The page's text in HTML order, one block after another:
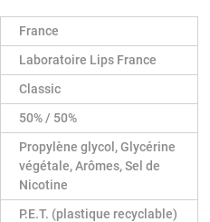
France
Laboratoire Lips France
Classic
50% / 50%
Propylène glycol, Glycérine
végétale, Arômes, Sel de
Nicotine
P.E.T. (plastique recyclable)